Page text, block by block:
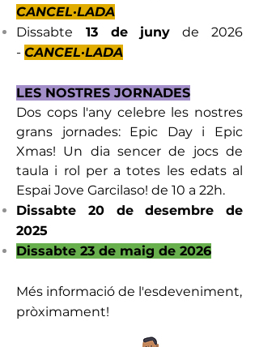
CANCEL·LADA
Dissabte 13 de juny de 2026
- CANCEL·LADA
LES NOSTRES JORNADES
Dos cops l'any celebre les nostres
grans jornades: Epic Day i Epic
Xmas! Un dia sencer de jocs de
taula i rol per a totes les edats al
Espai Jove Garcilaso! de 10 a 22h.
Dissabte 20 de desembre de
2025
Dissabte 23 de maig de 2026
Més informació de l'esdeveniment,
pròximament!